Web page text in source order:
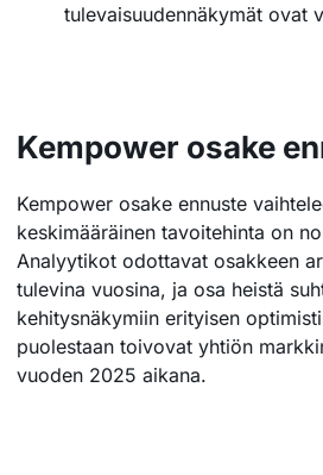
tulevaisuudennäkymät ovat
Kempower osake
Kempower osake ennuste
keskimääräinen tavoitehinta on
Analyytikot odottavat osakkeen
tulevina vuosina, ja osa heistä
kehitysnäkymiin erityisen
puolestaan toivovat yhtiön
vuoden 2025 aikana.